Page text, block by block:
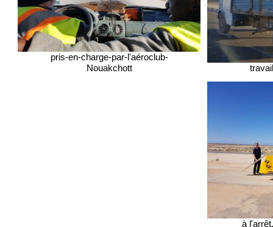
pris-en-charge-par-l'aéroclub-
Nouakchott
à